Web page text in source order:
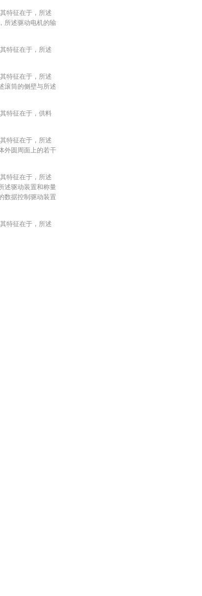
特征在于，所述
所述驱动电机的输
特征在于，所述
特征在于，所述
滚筒的侧壁与所述
特征在于，供料
特征在于，所述
外圆周面上的若干
特征在于，所述
述驱动装置和称量
数据控制驱动装置
特征在于，所述